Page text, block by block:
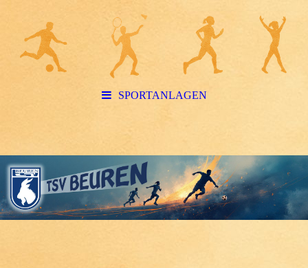
SPORTANLAGEN